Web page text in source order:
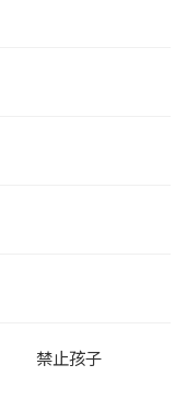
禁止孩子